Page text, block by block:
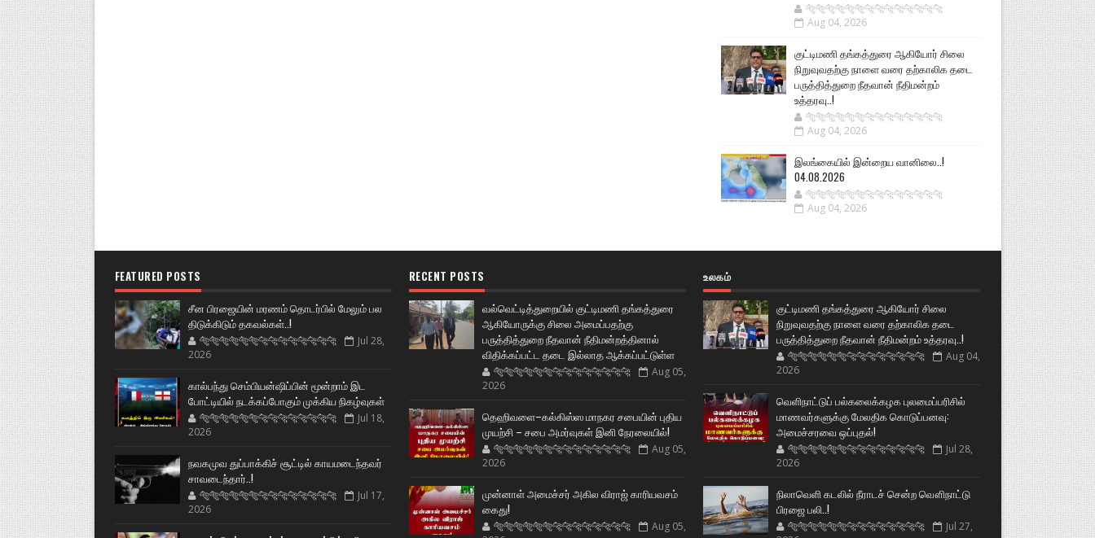
🐅🐅🐅🐅🐅🐅🐆🐆🐆🐆🐆🐆🐆🐆
Aug 04, 2026
குட்டிமணி தங்கத்துரை ஆகியோர் சிலை
நிறுவுவதற்கு நாளை வரை தற்காலிக தடை
பருத்தித்துறை நீதவான் நீதிமன்றம்
உத்தரவு..!
🐅🐅🐅🐅🐅🐅🐆🐆🐆🐆🐆🐆🐆🐆
Aug 04, 2026
இலங்கையில் இன்றைய வானிலை..!
04.08.2026
🐅🐅🐅🐅🐅🐅🐆🐆🐆🐆🐆🐆🐆🐆
Aug 04, 2026
FEATURED POSTS
சீன பிரஜையின் மரணம் தொடர்பில் மேலும் பல
திடுக்கிடும் தகவல்கள்..!
🐅🐅🐅🐅🐅🐅🐆🐆🐆🐆🐆🐆🐆🐆
Jul 28,
2026
கால்பந்து செம்பியன்ஷிப்பின் மூன்றாம் இட
போட்டியில் நடக்கப்போகும் முக்கிய நிகழ்வுகள்
🐅🐅🐅🐅🐅🐅🐆🐆🐆🐆🐆🐆🐆🐆
Jul 18,
2026
நவகமுவ துப்பாக்கிச் சூட்டில் காயமடைந்தவர்
சாவடைந்தார்..!
🐅🐅🐅🐅🐅🐅🐆🐆🐆🐆🐆🐆🐆🐆
Jul 17,
2026
RECENT POSTS
வல்வெட்டித்துறையில் குட்டிமணி தங்கத்துரை
ஆகியோருக்கு சிலை அமைப்பதற்கு
பருத்தித்துறை நீதவான் நீதிமன்றத்தினால்
விதிக்கப்பட்ட தடை இல்லாத ஆக்கப்பட்டுள்ள
🐅🐅🐅🐅🐅🐅🐆🐆🐆🐆🐆🐆🐆🐆
Aug 05,
2026
தெஹிவளை–கல்கிஸ்ஸ மாநகர சபையின் புதிய
முயற்சி – சபை அமர்வுகள் இனி நேரலையில்!
🐅🐅🐅🐅🐅🐅🐆🐆🐆🐆🐆🐆🐆🐆
Aug 05,
2026
முன்னாள் அமைச்சர் அகில விராஜ் காரியவசம்
கைது!
🐅🐅🐅🐅🐅🐅🐆🐆🐆🐆🐆🐆🐆🐆
Aug 05,
உலகம்
குட்டிமணி தங்கத்துரை ஆகியோர் சிலை
நிறுவுவதற்கு நாளை வரை தற்காலிக தடை
பருத்தித்துறை நீதவான் நீதிமன்றம் உத்தரவு..!
🐅🐅🐅🐅🐅🐅🐆🐆🐆🐆🐆🐆🐆🐆
Aug 04,
2026
வெளிநாட்டுப் பல்கலைக்கழக புலமைப்பரிசில்
மாணவர்களுக்கு மேலதிக கொடுப்பனவு:
அமைச்சரவை ஒப்புதல்!
🐅🐅🐅🐅🐅🐅🐆🐆🐆🐆🐆🐆🐆🐆
Jul 28,
2026
நிலாவெளி கடலில் நீராடச் சென்ற வௌிநாட்டு
பிரஜை பலி..!
🐅🐅🐅🐅🐅🐅🐆🐆🐆🐆🐆🐆🐆🐆
Jul 27,